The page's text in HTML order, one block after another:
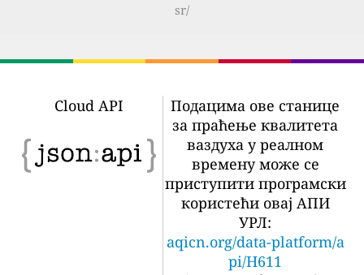
sr/
Cloud API
Подацима ове станице
за праћење квалитета
ваздуха у реалном
времену може се
приступити програмски
користећи овај АПИ
УРЛ:
aqicn.org/data-platform/a
pi/H611